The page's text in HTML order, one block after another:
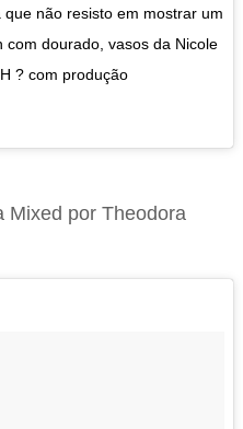
não resisto em mostrar um
dourado, vasos da Nicole
? com produção
Mixed por Theodora